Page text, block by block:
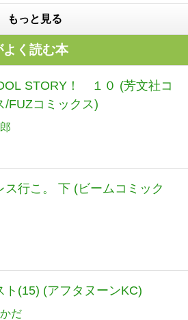
もっと見る
よく読む本
STORY！ １０ (芳文社コ
/FUZコミックス)
ス行こ。 下 (ビームコミック
ト(15) (アフタヌーンKC)
だ